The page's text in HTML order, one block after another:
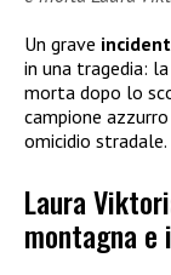
Un grave
in una tragedia:
morta dopo lo
campione azzurro
omicidio stradale.
Laura
montagna